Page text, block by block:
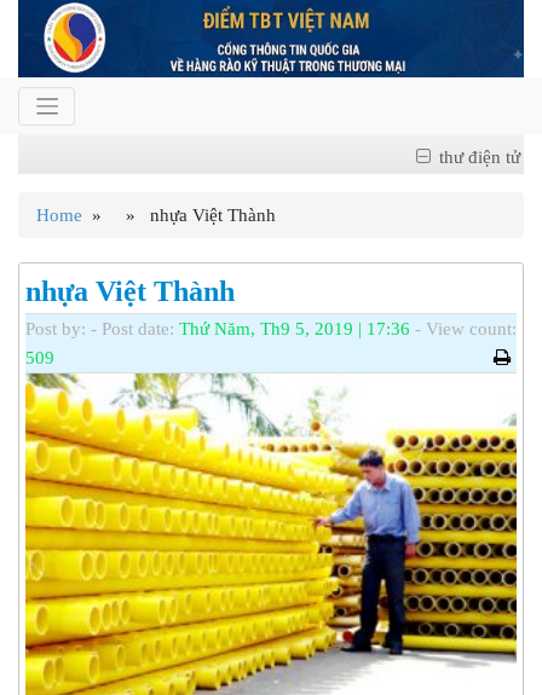
thư điện tử
Home » » nhựa Việt Thành
nhựa Việt Thành
Post by: - Post date: Thứ Năm, Th9 5, 2019 | 17:36 - View count:
509